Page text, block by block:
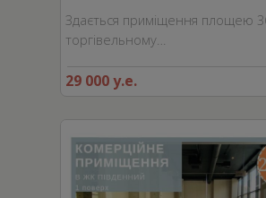
Здається приміщення площею
торгівельному…
29 000 у.е.